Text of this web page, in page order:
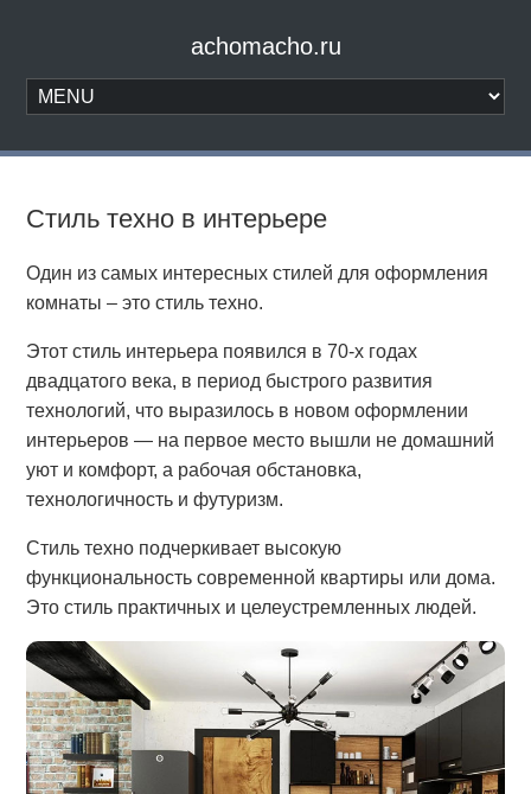
achomacho.ru
Стиль техно в интерьере
Один из самых интересных стилей для оформления
комнаты – это стиль техно.
Этот стиль интерьера появился в 70-х годах
двадцатого века, в период быстрого развития
технологий, что выразилось в новом оформлении
интерьеров — на первое место вышли не домашний
уют и комфорт, а рабочая обстановка,
технологичность и футуризм.
Стиль техно подчеркивает высокую
функциональность современной квартиры или дома.
Это стиль практичных и целеустремленных людей.